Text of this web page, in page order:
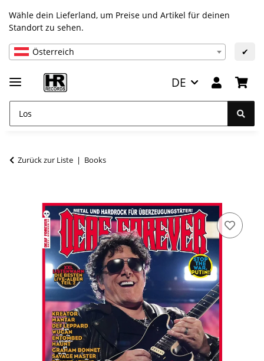
Wähle dein Lieferland, um Preise und Artikel für deinen
Standort zu sehen.
Österreich ✔
DE
Zurück zur Liste Books